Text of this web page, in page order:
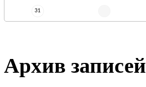
31
Архив записей